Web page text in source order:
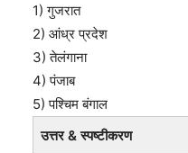
1) गुजरात
2) आंध्र प्रदेश
3) तेलंगाना
4) पंजाब
5) पश्चिम बंगाल
उत्तर & स्पष्टीकरण